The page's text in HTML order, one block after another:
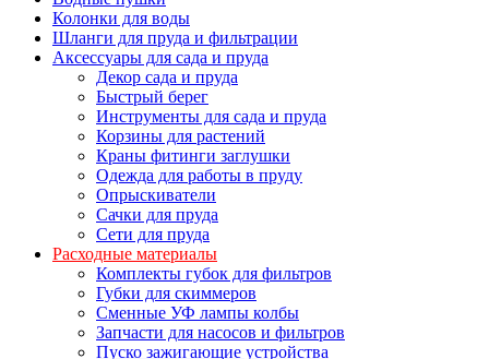
Колонки для воды
Шланги для пруда и фильтрации
Аксессуары для сада и пруда
Декор сада и пруда
Быстрый берег
Инструменты для сада и пруда
Корзины для растений
Краны фитинги заглушки
Одежда для работы в пруду
Опрыскиватели
Сачки для пруда
Сети для пруда
Расходные материалы
Комплекты губок для фильтров
Губки для скиммеров
Сменные УФ лампы колбы
Запчасти для насосов и фильтров
Пуско зажигающие устройства